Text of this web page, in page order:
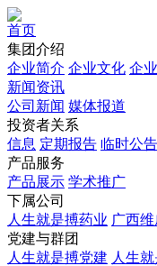
首页
集团介绍
企业简介 企业文化 企
新闻资讯
公司新闻 媒体报道
投资者关系
信息 定期报告 临时公告
产品服务
产品展示 学术推广
下属公司
人生就是搏药业 广西
党建与群团
人生就是搏党建 人生